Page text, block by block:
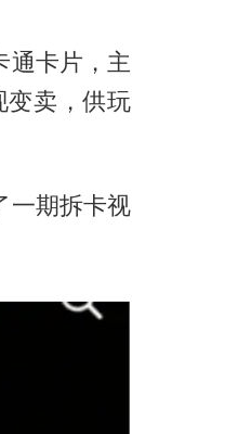
通卡片，主
变卖，供玩
一期拆卡视